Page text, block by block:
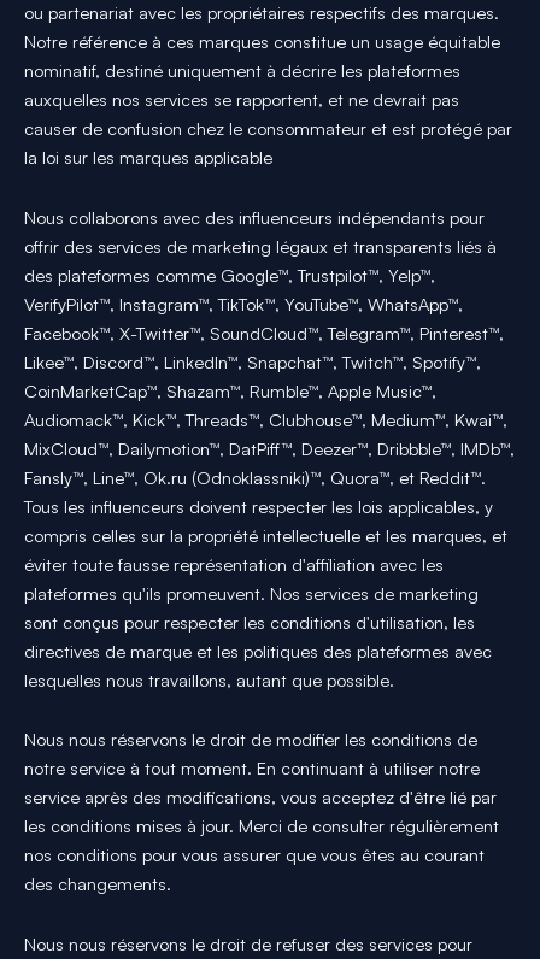
ou partenariat avec les propriétaires respectifs des marques.
Notre référence à ces marques constitue un usage équitable
nominatif, destiné uniquement à décrire les plateformes
auxquelles nos services se rapportent, et ne devrait pas
causer de confusion chez le consommateur et est protégé par
la loi sur les marques applicable
Nous collaborons avec des influenceurs indépendants pour
offrir des services de marketing légaux et transparents liés à
des plateformes comme Google™, Trustpilot™, Yelp™,
VerifyPilot™, Instagram™, TikTok™, YouTube™, WhatsApp™,
Facebook™, X-Twitter™, SoundCloud™, Telegram™, Pinterest™,
Likee™, Discord™, LinkedIn™, Snapchat™, Twitch™, Spotify™,
CoinMarketCap™, Shazam™, Rumble™, Apple Music™,
Audiomack™, Kick™, Threads™, Clubhouse™, Medium™, Kwai™,
MixCloud™, Dailymotion™, DatPiff™, Deezer™, Dribbble™, IMDb™,
Fansly™, Line™, Ok.ru (Odnoklassniki)™, Quora™, et Reddit™.
Tous les influenceurs doivent respecter les lois applicables, y
compris celles sur la propriété intellectuelle et les marques, et
éviter toute fausse représentation d'affiliation avec les
plateformes qu'ils promeuvent. Nos services de marketing
sont conçus pour respecter les conditions d'utilisation, les
directives de marque et les politiques des plateformes avec
lesquelles nous travaillons, autant que possible.
Nous nous réservons le droit de modifier les conditions de
notre service à tout moment. En continuant à utiliser notre
service après des modifications, vous acceptez d'être lié par
les conditions mises à jour. Merci de consulter régulièrement
nos conditions pour vous assurer que vous êtes au courant
des changements.
Nous nous réservons le droit de refuser des services pour